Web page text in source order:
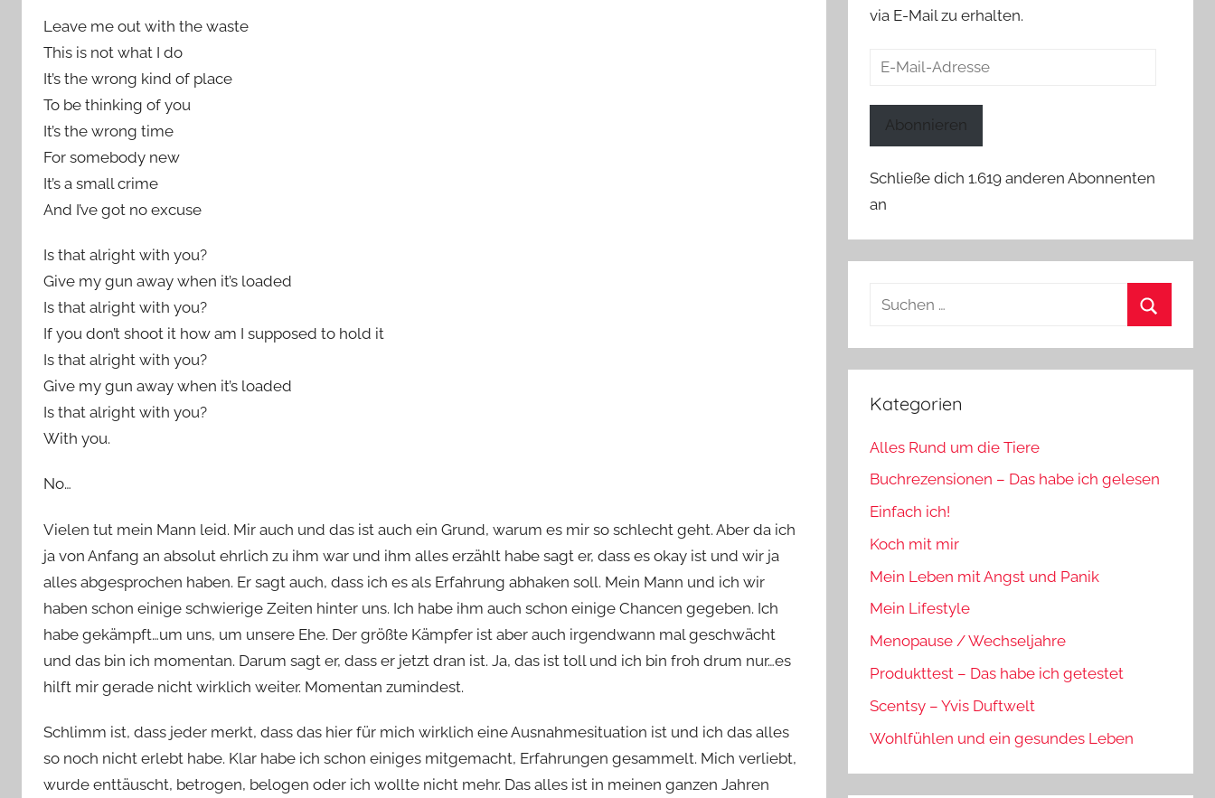
Leave me out with the waste
This is not what I do
It’s the wrong kind of place
To be thinking of you
It’s the wrong time
For somebody new
It’s a small crime
And I’ve got no excuse
Is that alright with you?
Give my gun away when it’s loaded
Is that alright with you?
If you don’t shoot it how am I supposed to hold it
Is that alright with you?
Give my gun away when it’s loaded
Is that alright with you?
With you.
No…
Vielen tut mein Mann leid. Mir auch und das ist auch ein Grund, warum es mir so schlecht geht. Aber da ich
ja von Anfang an absolut ehrlich zu ihm war und ihm alles erzählt habe sagt er, dass es okay ist und wir ja
alles abgesprochen haben. Er sagt auch, dass ich es als Erfahrung abhaken soll. Mein Mann und ich wir
haben schon einige schwierige Zeiten hinter uns. Ich habe ihm auch schon einige Chancen gegeben. Ich
habe gekämpft…um uns, um unsere Ehe. Der größte Kämpfer ist aber auch irgendwann mal geschwächt
und das bin ich momentan. Darum sagt er, dass er jetzt dran ist. Ja, das ist toll und ich bin froh drum nur…es
hilft mir gerade nicht wirklich weiter. Momentan zumindest.
Schlimm ist, dass jeder merkt, dass das hier für mich wirklich eine Ausnahmesituation ist und ich das alles
so noch nicht erlebt habe. Klar habe ich schon einiges mitgemacht, Erfahrungen gesammelt. Mich verliebt,
wurde enttäuscht, betrogen, belogen oder ich wollte nicht mehr. Das alles ist in meinen ganzen Jahren
via E-Mail zu erhalten.
E-
Abonnieren
Schließe dich 1.619 anderen Abonnenten
an
Suchen
Kategorien
Alles Rund um die Tiere
Buchrezensionen – Das habe ich gelesen
Einfach ich!
Koch mit mir
Mein Leben mit Angst und Panik
Mein Lifestyle
Menopause / Wechseljahre
Produkttest – Das habe ich getestet
Scentsy – Yvis Duftwelt
Wohlfühlen und ein gesundes Leben